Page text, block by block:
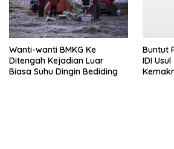
Wanti-wanti BMKG Ke
Ditengah Kejadian Luar
Biasa Suhu Dingin Bediding
Buntut
IDI